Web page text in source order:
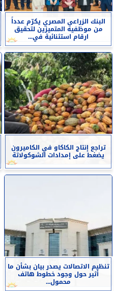
البنك الزراعي المصري يكرّم عدداً
من موظفيه المتميزين لتحقيق
ارقام استثنائية في...
تراجع إنتاج الكاكاو في الكاميرون
يضغط على إمدادات الشوكولاتة
تنظيم الاتصالات يصدر بيان بشأن ما
أثير حول وجود خطوط هاتف
محمول...